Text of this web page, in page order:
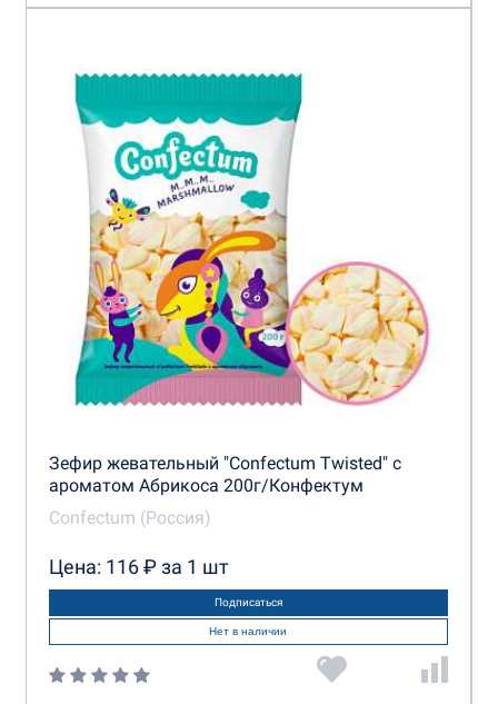
Зефир жевательный "Confectum Twisted" с
ароматом Абрикоса 200г/Конфектум
Confectum (Россия)
Цена: 116 ₽ за 1 шт
Подписаться
Нет в наличии